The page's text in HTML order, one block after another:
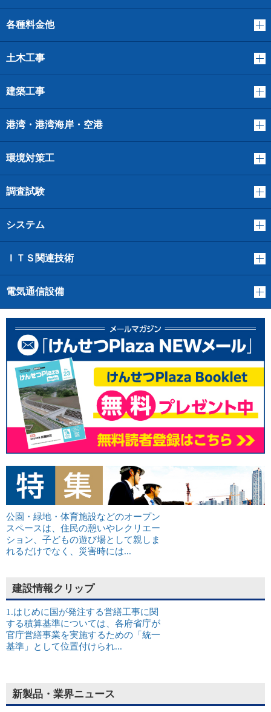
各種料金他
土木工事
建築工事
港湾・港湾海岸・空港
環境対策工
調査試験
システム
ＩＴＳ関連技術
電気通信設備
公園・緑地・体育施設などのオープン
スペースは、住民の憩いやレクリエー
ション、子どもの遊び場として親しま
れるだけでなく、災害時には...
建設情報クリップ
1.はじめに国が発注する営繕工事に関
する積算基準については、各府省庁が
官庁営繕事業を実施するための「統一
基準」として位置付けられ...
新製品・業界ニュース